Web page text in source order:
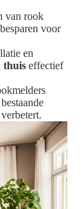
van rook
voor
en
thuis effectief